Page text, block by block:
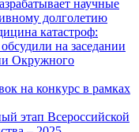
научные
долголетию
катастроф:
на заседании
Окружного
на конкурс в рамках
этап Всероссийской